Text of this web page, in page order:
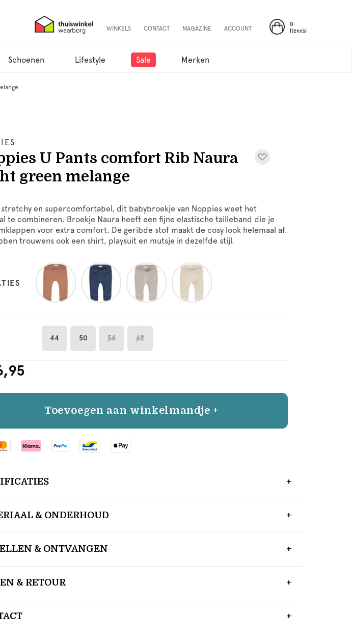
0
Item(s)
WINKELS CONTACT MAGAZINE ACCOUNT
Schoenen Lifestyle Sale Merken
U Pants comfort Rib Naura
green melange
en supercomfortabel, dit babybroekje van Noppies weet het
te combineren. Broekje Naura heeft een fijne elastische tailleband die je
voor extra comfort. De geribde stof maakt de cosy look helemaal af.
trouwens ook een shirt, playsuit en mutsje in dezelfde stijl.
44 50 56 62
Toevoegen aan winkelmandje +
& ONDERHOUD
& ONTVANGEN
& RETOUR